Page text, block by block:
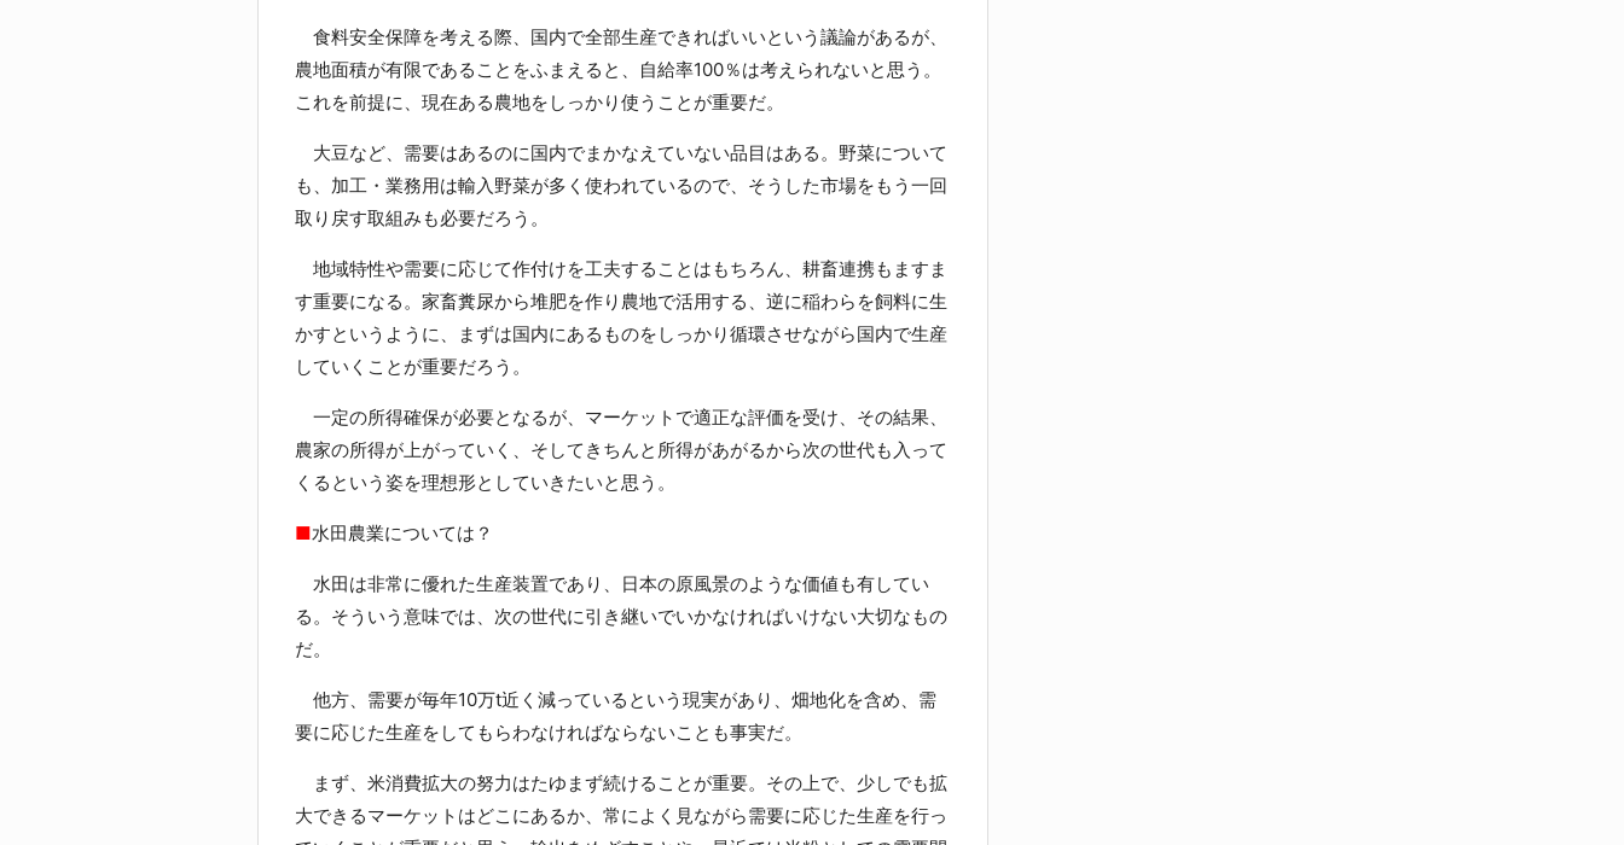
食料安全保障を考える際、国内で全部生産できればいいという議論があるが、
農地面積が有限であることをふまえると、自給率100％は考えられないと思う。
これを前提に、現在ある農地をしっかり使うことが重要だ。
大豆など、需要はあるのに国内でまかなえていない品目はある。野菜について
も、加工・業務用は輸入野菜が多く使われているので、そうした市場をもう一回
取り戻す取組みも必要だろう。
地域特性や需要に応じて作付けを工夫することはもちろん、耕畜連携もますま
す重要になる。家畜糞尿から堆肥を作り農地で活用する、逆に稲わらを飼料に生
かすというように、まずは国内にあるものをしっかり循環させながら国内で生産
していくことが重要だろう。
一定の所得確保が必要となるが、マーケットで適正な評価を受け、その結果、
農家の所得が上がっていく、そしてきちんと所得があがるから次の世代も入って
くるという姿を理想形としていきたいと思う。
■水田農業については？
水田は非常に優れた生産装置であり、日本の原風景のような価値も有してい
る。そういう意味では、次の世代に引き継いでいかなければいけない大切なもの
だ。
他方、需要が毎年10万t近く減っているという現実があり、畑地化を含め、需
要に応じた生産をしてもらわなければならないことも事実だ。
まず、米消費拡大の努力はたゆまず続けることが重要。その上で、少しでも拡
大できるマーケットはどこにあるか、常によく見ながら需要に応じた生産を行っ